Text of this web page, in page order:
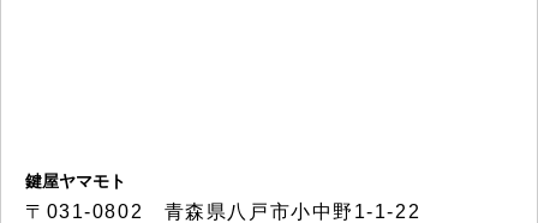
鍵屋ヤマモト
〒031-0802 青森県八戸市小中野1-1-22